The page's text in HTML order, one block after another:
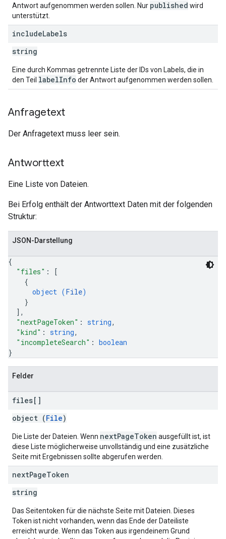
Antwort aufgenommen werden sollen. Nur published wird
unterstützt.
includeLabels
string
Eine durch Kommas getrennte Liste der IDs von Labels, die in
den Teil labelInfo der Antwort aufgenommen werden sollen.
Anfragetext
Der Anfragetext muss leer sein.
Antworttext
Eine Liste von Dateien.
Bei Erfolg enthält der Antworttext Daten mit der folgenden
Struktur:
JSON-Darstellung
{
"files" :
[
{
object (File)
}
] ,
"nextPageToken" : string,
"kind" : string,
"incompleteSearch" : boolean
}
Felder
files[]
object (File)
Die Liste der Dateien. Wenn nextPageToken ausgefüllt ist, ist
diese Liste möglicherweise unvollständig und eine zusätzliche
Seite mit Ergebnissen sollte abgerufen werden.
nextPageToken
string
Das Seitentoken für die nächste Seite mit Dateien. Dieses
Token ist nicht vorhanden, wenn das Ende der Dateiliste
erreicht wurde. Wenn das Token aus irgendeinem Grund